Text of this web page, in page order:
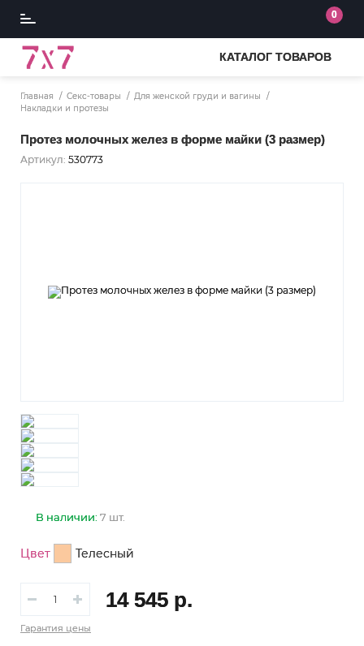
0
КАТАЛОГ ТОВАРОВ
Главная Секс-товары
Для женской груди и вагины
Накладки и протезы
Протез молочных желез в форме майки (3 размер)
Артикул: 530773
В наличии: 7 шт.
Цвет Телесный
Гарантия цены
14 545 р.